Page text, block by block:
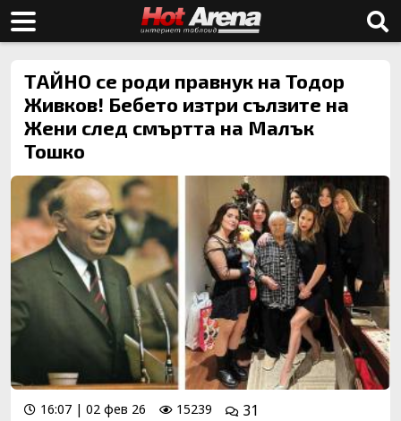
ТАЙНО се роди правнук на Тодор
Живков! Бебето изтри сълзите на
Жени след смъртта на Малък
Тошко
16:07 | 02 фев 26 15239
31